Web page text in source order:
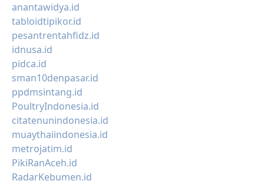
anantawidya.id
tabloidtipikor.id
pesantrentahfidz.id
idnusa.id
pidca.id
sman10denpasar.id
ppdmsintang.id
PoultryIndonesia.id
citatenunindonesia.id
muaythaiindonesia.id
metrojatim.id
PikiRanAceh.id
RadarKebumen.id